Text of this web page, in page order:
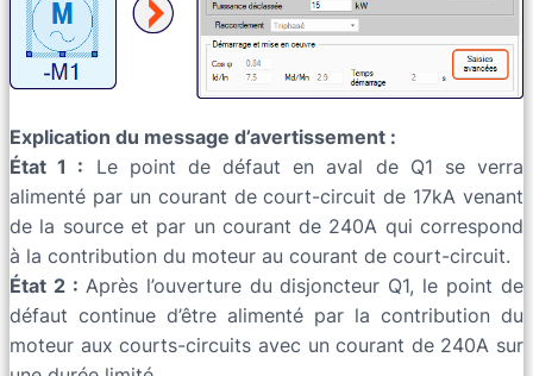
Explication du message d’avertissement :
État 1 : Le point de défaut en aval de Q1 se verra
alimenté par un courant de court-circuit de 17kA venant
de la source et par un courant de 240A qui correspond
à la contribution du moteur au courant de court-circuit.
État 2 : Après l’ouverture du disjoncteur Q1, le point de
défaut continue d’être alimenté par la contribution du
moteur aux courts-circuits avec un courant de 240A sur